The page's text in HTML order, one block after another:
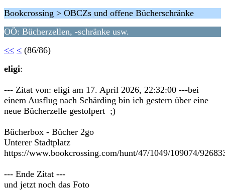
Bookcrossing > OBCZs und offene Bücherschränke
OÖ: Bücherzellen, -schränke usw.
<< < (86/86)
eligi:
--- Zitat von: eligi am 17. April 2026, 22:32:00 ---bei
einem Ausflug nach Schärding bin ich gestern über eine
neue Bücherzelle gestolpert ;)
Bücherbox - Bücher 2go
Unterer Stadtplatz
https://www.bookcrossing.com/hunt/47/1049/109074/
--- Ende Zitat ---
und jetzt noch das Foto